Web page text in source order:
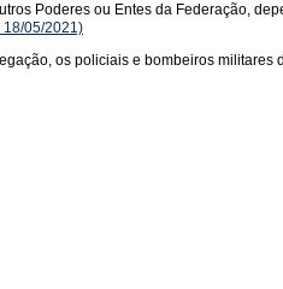
Poderes ou Entes da Federação,
05/2021)
os policiais e bombeiros